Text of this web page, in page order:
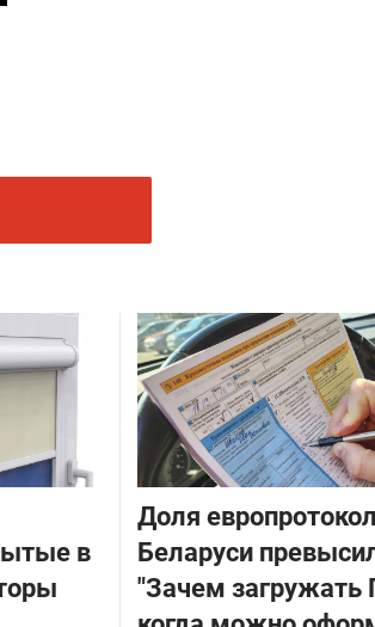
в
Доля
Беларуси
"Зачем загружать